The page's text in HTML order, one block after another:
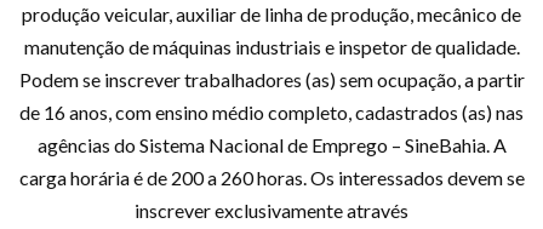
produção veicular, auxiliar de linha de produção, mecânico de
manutenção de máquinas industriais e inspetor de qualidade.
Podem se inscrever trabalhadores (as) sem ocupação, a partir
de 16 anos, com ensino médio completo, cadastrados (as) nas
agências do Sistema Nacional de Emprego – SineBahia. A
carga horária é de 200 a 260 horas. Os interessados devem se
inscrever exclusivamente através